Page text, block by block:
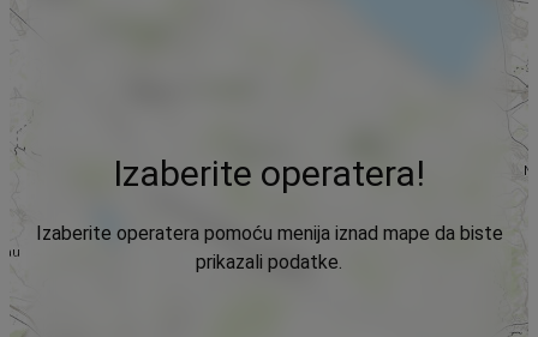
Izaberite operatera!
Izaberite operatera pomoću menija iznad mape da biste
prikazali podatke.